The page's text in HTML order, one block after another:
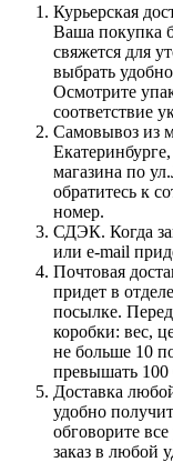
Курьерская
Ваша покупка
свяжется для
выбрать
Осмотрите
соответствие
Самовывоз из
магазина по
обратитесь к
номер.
СДЭК. Когда
или e-mail
Почтовая
придет в
посылке.
коробки: вес,
не больше 10
превышать 100
Доставка
удобно
обговорите
заказ в любой